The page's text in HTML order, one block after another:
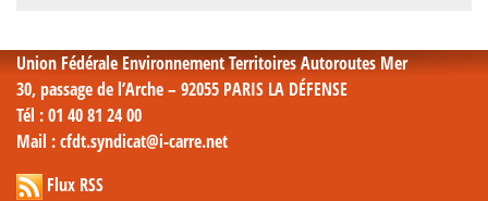
Union Fédérale Environnement Territoires Autoroutes Mer
30, passage de l’Arche – 92055 PARIS LA DÉFENSE
Tél : 01 40 81 24 00
Mail : cfdt.syndicat@i-carre.net
Flux RSS